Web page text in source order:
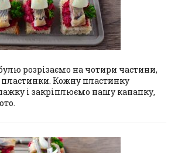
розрізаємо на чотири частини,
пластинки. Кожну пластинку
і закріплюємо нашу канапку,